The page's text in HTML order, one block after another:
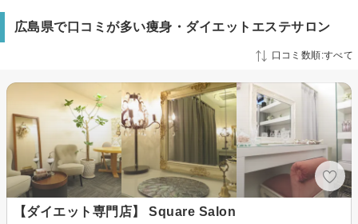
広島県で口コミが多い痩身・ダイエットエステサロン
口コミ数順:すべて
【ダイエット専門店】 Square Salon